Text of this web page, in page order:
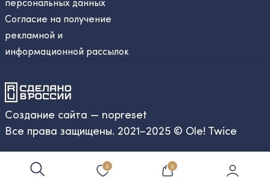
0 0
Согласие на получение
рекламной и
информационной рассылок
Создание сайта — nopreset
Все права защищены. 2021–2025 © Ole! Twice